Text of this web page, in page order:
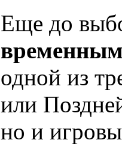
Еще до
одной из
или
но и